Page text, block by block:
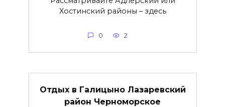
Хостинский районы – здесь
0 2
Отдых в Галицыно Лазаревский
район Черноморское